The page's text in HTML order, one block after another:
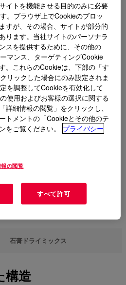
スソリューショ
添加剤
ースのドライミックス処方の可能
当社のセルロースエーテル、ラテ
たらします。
しですか?
カーボンフットプリントを削減す
さい。
石膏ドライミックス
構造
イトを機能させる目的のみに必要
。ブラウザ上でCookieのブロッ
すが、その場合、サイトが部分的
ります。当社サイトのパーソナラ
スを提供するために、その他の
マンス、ターゲティングCookie
。これらのCookieは、下部の「す
リックした場合にのみ設定されま
を調整してCookieを有効化して
使用およびお客様の選択に関する
詳細情報の閲覧」をクリックし、
トメントの「Cookieとその他のテ
をご覧ください。
プライバシー
の閲覧
すべて許可